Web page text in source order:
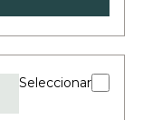
Seleccionar